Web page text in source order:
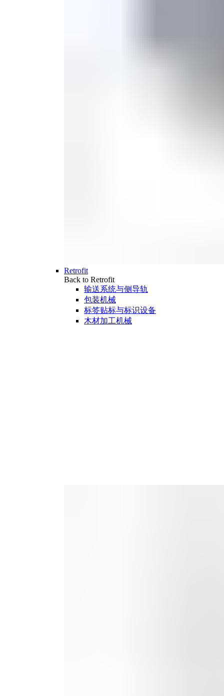
Retrofit
Back to Retrofit
输送系统与侧导轨
包装机械
标签贴标与标识设备
木材加工机械